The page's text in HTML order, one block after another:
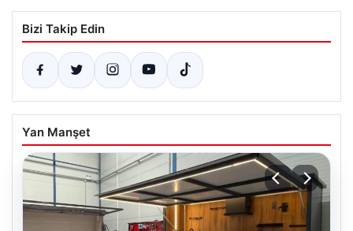
Bizi Takip Edin
Yan Manşet